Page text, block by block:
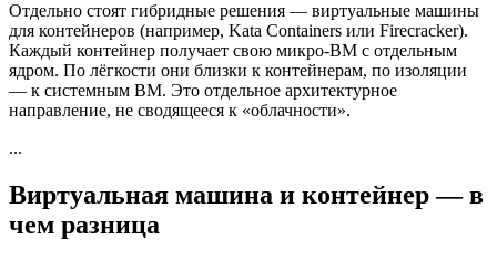
Отдельно стоят гибридные решения — виртуальные машины
для контейнеров (например, Kata Containers или Firecracker).
Каждый контейнер получает свою микро-ВМ с отдельным
ядром. По лёгкости они близки к контейнерам, по изоляции
— к системным ВМ. Это отдельное архитектурное
направление, не сводящееся к «облачности».
...
Виртуальная машина и контейнер — в
чем разница